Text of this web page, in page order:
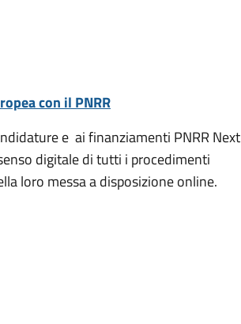
con il PNRR
e ai finanziamenti PNRR Next
digitale di tutti i procedimenti
loro messa a disposizione online.